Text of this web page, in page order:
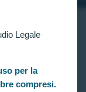
Legale
per la
compresi.